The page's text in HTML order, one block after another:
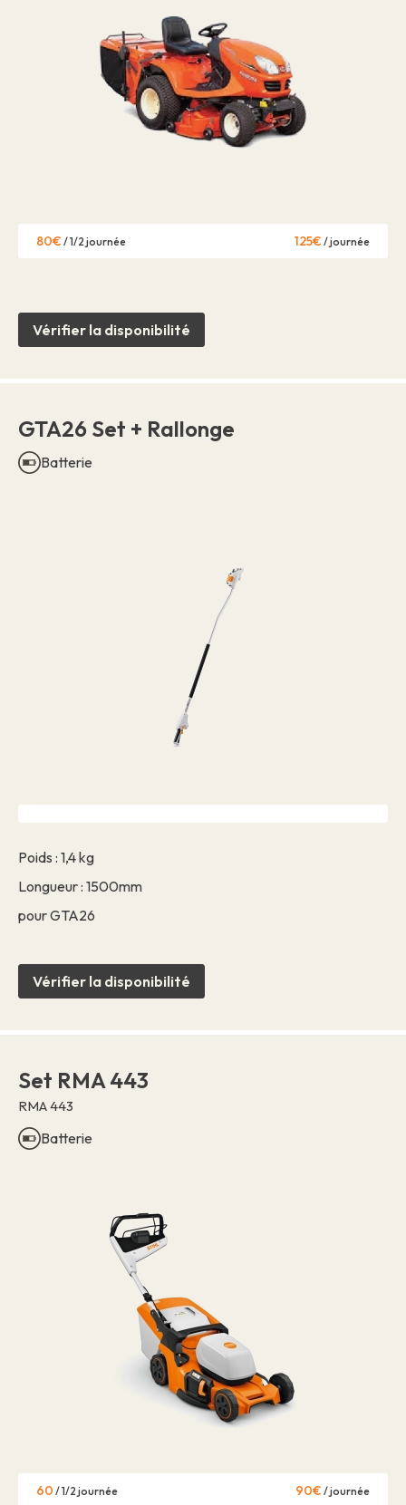
80€ / 1/2 journée 125€ / journée
Vérifier la disponibilité
GTA26 Set + Rallonge
Batterie
Poids : 1,4 kg
Longueur : 1500mm
pour GTA26
Vérifier la disponibilité
Set RMA 443
RMA 443
Batterie
60 / 1/2 journée 90€ / journée